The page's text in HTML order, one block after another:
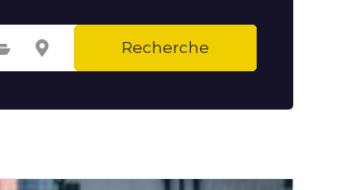
Sélectionnez une catégorie Sélectionnez le lieu Recherche